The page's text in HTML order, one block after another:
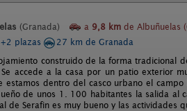
(Granada) a 9,8 km de Albuñuelas
plazas
27 km de Granada
construido de la forma tradicional
accede a la casa por un patio exterior
estamos dentro del casco urbano el
de unos 1. 100 habitantes la salida al
de Serafin es muy bueno y las actividades